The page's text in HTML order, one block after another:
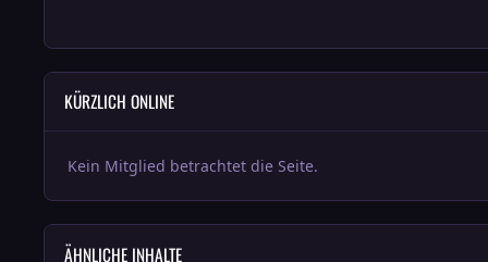
KÜRZLICH ONLINE
Kein Mitglied betrachtet die Seite.
ÄHNLICHE INHALTE